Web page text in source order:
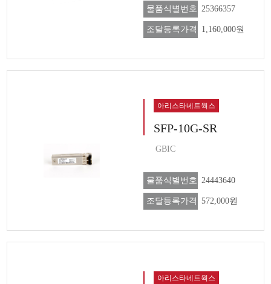
물품식별번호 25366357
조달등록가격 1,160,000원
아리스타네트웍스
SFP-10G-SR
GBIC
물품식별번호 24443640
조달등록가격 572,000원
아리스타네트웍스